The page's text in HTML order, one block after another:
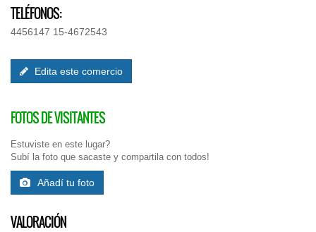
TELÉFONOS:
4456147 15-4672543
Edita este comercio
FOTOS DE VISITANTES
Estuviste en este lugar?
Subí la foto que sacaste y compartila con todos!
Añadí tu foto
VALORACIÓN